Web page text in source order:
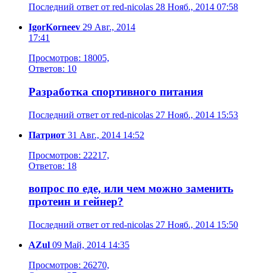
Последний ответ от red-nicolas 28 Нояб., 2014 07:58
IgorKorneev 29 Авг., 2014
17:41
Просмотров: 18005,
Ответов: 10
Разработка спортивного питания
Последний ответ от red-nicolas 27 Нояб., 2014 15:53
Патриот 31 Авг., 2014 14:52
Просмотров: 22217,
Ответов: 18
вопрос по еде, или чем можно заменить
протеин и гейнер?
Последний ответ от red-nicolas 27 Нояб., 2014 15:50
AZul 09 Май, 2014 14:35
Просмотров: 26270,